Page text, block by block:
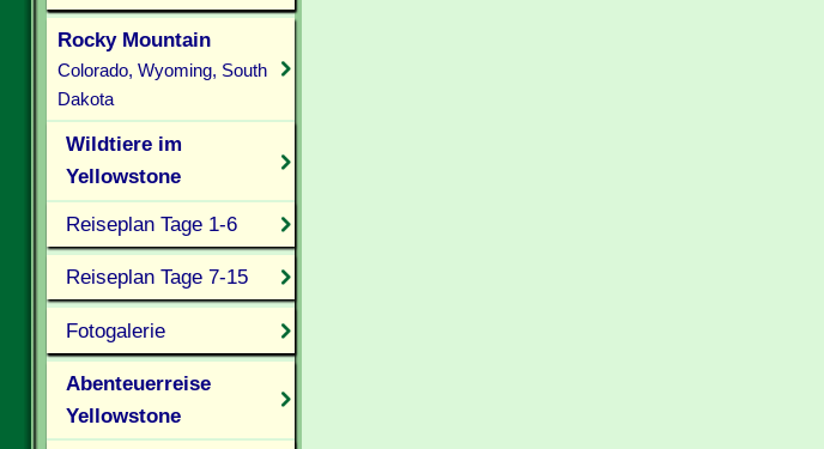
Rocky Mountain
Colorado, Wyoming, South
Dakota
Wildtiere im
Yellowstone
Reiseplan Tage 1-6
Reiseplan Tage 7-15
Fotogalerie
Abenteuerreise
Yellowstone